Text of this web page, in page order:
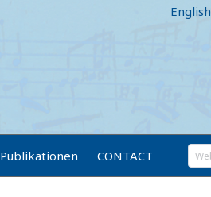
English
Publikationen CONTACT